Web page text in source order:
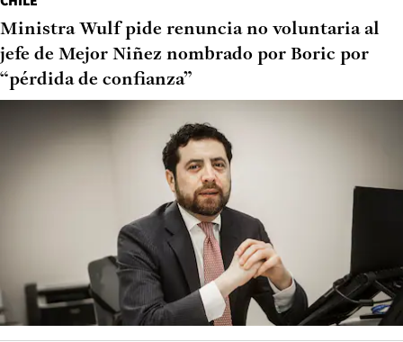
Ministra Wulf pide renuncia no voluntaria al
jefe de Mejor Niñez nombrado por Boric por
“pérdida de confianza”